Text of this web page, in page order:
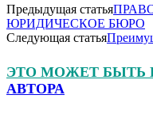
Предыдущая статья
ЮРИДИЧЕСКОЕ БЮРО
Следующая статья
ЭТО МОЖЕТ БЫТЬ
АВТОРА